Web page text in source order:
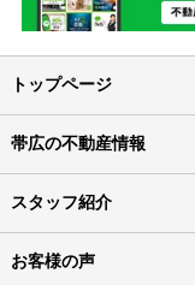
トップページ
帯広の不動産情報
スタッフ紹介
お客様の声